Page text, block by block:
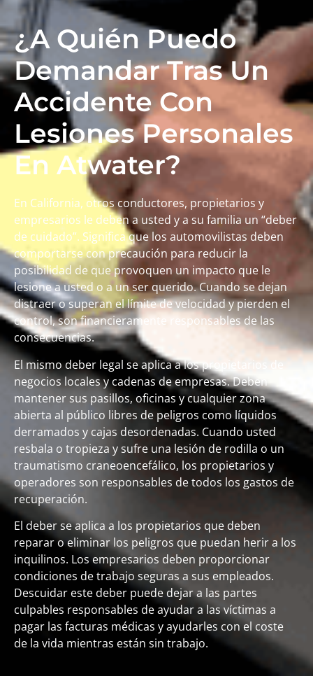
¿A Quién Puedo
Demandar Tras Un
Accidente Con
Lesiones Personales
En Atwater?
En California, otros conductores, propietarios y
empresarios le deben a usted y a su familia un “deber
de cuidado”. Significa que los automovilistas deben
comportarse con precaución para reducir la
posibilidad de que provoquen un impacto que le
lesione a usted o a un ser querido. Cuando se dejan
distraer o superan el límite de velocidad y pierden el
control, son financieramente responsables de las
consecuencias.
El mismo deber legal se aplica a los propietarios de
negocios locales y cadenas de empresas. Deben
mantener sus pasillos, oficinas y cualquier zona
abierta al público libres de peligros como líquidos
derramados y cajas desordenadas. Cuando usted
resbala o tropieza y sufre una lesión de rodilla o un
traumatismo craneoencefálico, los propietarios y
operadores son responsables de todos los gastos de
recuperación.
El deber se aplica a los propietarios que deben
reparar o eliminar los peligros que puedan herir a los
inquilinos. Los empresarios deben proporcionar
condiciones de trabajo seguras a sus empleados.
Descuidar este deber puede dejar a las partes
culpables responsables de ayudar a las víctimas a
pagar las facturas médicas y ayudarles con el coste
de la vida mientras están sin trabajo.